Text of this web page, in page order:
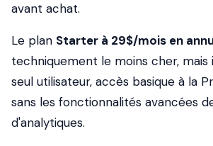
avant achat.
Le plan Starter à 29$/mois en
techniquement le moins cher, mais
seul utilisateur, accès basique à la
sans les fonctionnalités avancées
d'analytiques.